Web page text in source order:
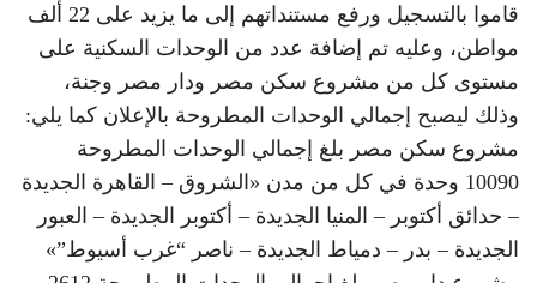
قاموا بالتسجيل ورفع مستنداتهم إلى ما يزيد على 22 ألف
مواطن، وعليه تم إضافة عدد من الوحدات السكنية على
مستوى كل من مشروع سكن مصر ودار مصر وجنة،
وذلك ليصبح إجمالي الوحدات المطروحة بالإعلان كما يلي:
مشروع سكن مصر بلغ إجمالي الوحدات المطروحة
10090 وحدة في كل من مدن «الشروق – القاهرة الجديدة
– حدائق أكتوبر – المنيا الجديدة – أكتوبر الجديدة – العبور
الجديدة – بدر – دمياط الجديدة – ناصر “غرب أسيوط”»